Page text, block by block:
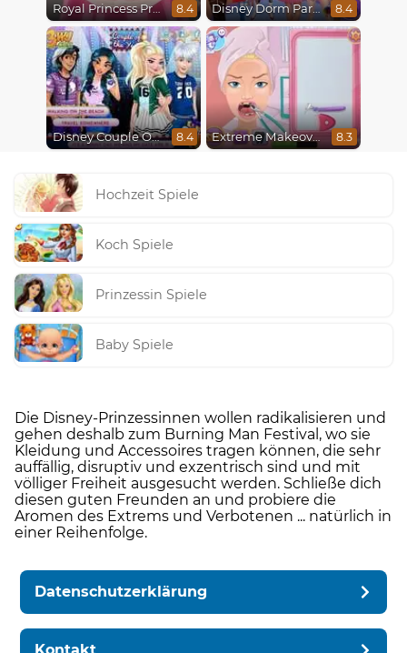
Royal Princess Pregnant 8.4 Disney Dorm Party 8.4
Disney Couple Of The Year 8.4 Extreme Makeover 8.3
Hochzeit Spiele
Koch Spiele
Prinzessin Spiele
Baby Spiele
Die Disney-Prinzessinnen wollen radikalisieren und
gehen deshalb zum Burning Man Festival, wo sie
Kleidung und Accessoires tragen können, die sehr
auffällig, disruptiv und exzentrisch sind und mit
völliger Freiheit ausgesucht werden. Schließe dich
diesen guten Freunden an und probiere die
Aromen des Extrems und Verbotenen ... natürlich in
einer Reihenfolge.
Datenschutzerklärung